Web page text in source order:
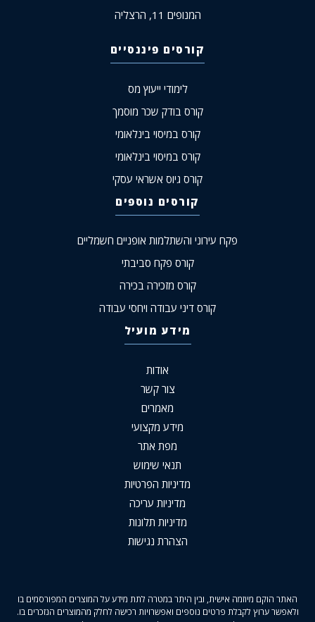
המנופים 11, הרצליה
קורסים פיננסיים
לימודי ייעוץ מס
קורס בודק שכר מוסמך
קורס במיסוי בינלאומי
קורס במיסוי בינלאומי
קורס גיוס אשראי עסקי
קורסים נוספים
פקח עירוני והשתלמות אופניים חשמליים
קורס פקח סביבתי
קורס מזכירה בכירה
קורס דיני עבודה ויחסי עבודה
מידע מועיל
אודות
צור קשר
מאמרים
מידע מקצועי
מפת אתר
תנאי שימוש
מדיניות הפרטיות
מדיניות עריכה
מדיניות תלונות
הצהרת נגישות
האתר הוקם מיוזמה אישית, ובין היתר במטרה לתת מידע על המוצרים המפורסמים בו
ולאפשר ערוץ לקבלת פרטים נוספים ואפשרויות רכישה לחלק מהמוצרים הנזכרים בו.